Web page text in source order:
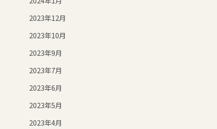
2023年12月
2023年10月
2023年9月
2023年7月
2023年6月
2023年5月
2023年4月